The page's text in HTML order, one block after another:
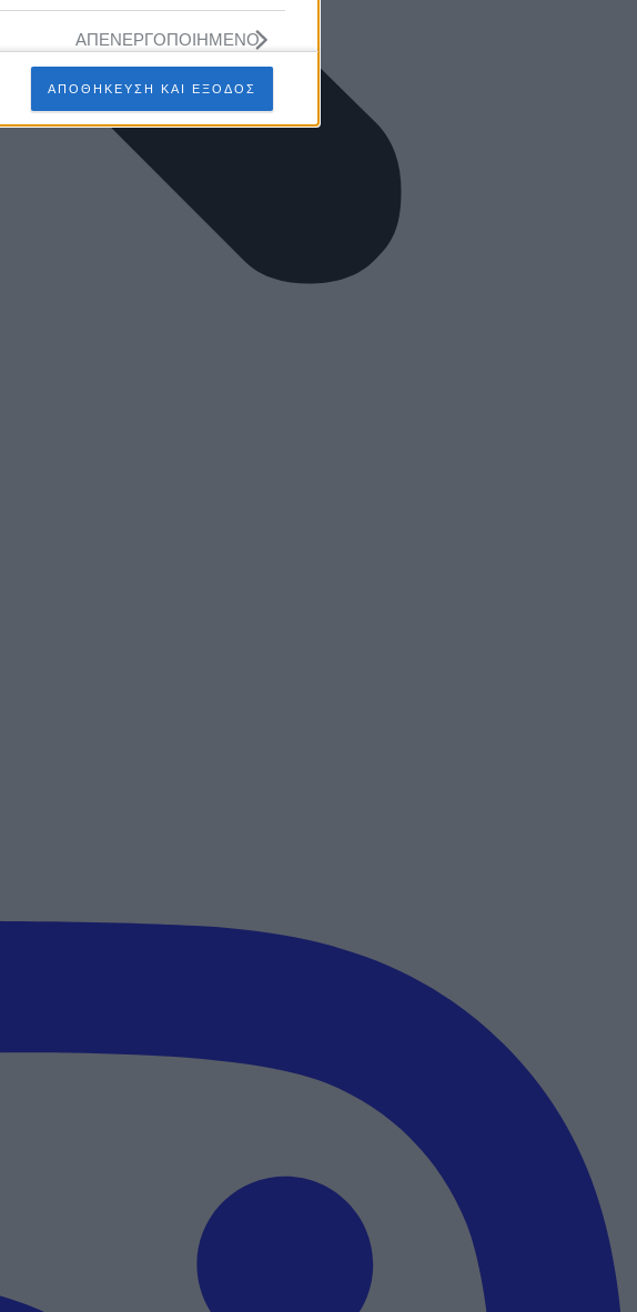
ΑΠΕΝΕΡΓΟΠΟΙΗΜΕΝΟ
ΑΠΕΝΕΡΓΟΠΟΙΗΜΕΝΟ
ΑΠΕΝΕΡΓΟΠΟΙΗΜΕΝΟ
ΑΠΕΝΕΡΓΟΠΟΙΗΜΕΝΟ
ΑΠΕΝΕΡΓΟΠΟΙΗΜΕΝΟ
ΑΠΟΘΗΚΕΥΣΗ ΚΑΙ ΕΞΟΔΟΣ